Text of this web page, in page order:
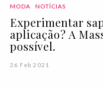
MODA NOTÍCIAS
Experimentar
aplicação? A
possível.
26 Feb 2021